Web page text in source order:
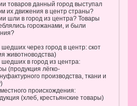
товаров данный город выступал
их движения в центр страны?
шли в город из центра? Товары
горожанами, и были
шедших через город в центр: скот
животноводства)
шедших в город из центра:
(продукция лёгко-
производства, ткани и
происхождения:
(хлеб, крестьянские товары)